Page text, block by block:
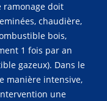
ramonage doit
chaudière,
bois,
1 fois par an
gazeux). Dans le
manière intensive,
une